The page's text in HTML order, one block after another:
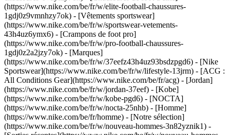
(https://www.nike.com/be/fr/w/elite-football-chaussures-
1gdj0z9vmnhzy7ok) - [Vêtements sportswear]
(https://www.nike.com/be/fr/w/sportswear-vetements-
43h4uz6ymx6) - [Crampons de foot pro]
(https://www.nike.com/be/fr/w/pro-football-chaussures-
1gdj0z2a2jzy7ok) - [Marques]
(https://www.nike.com/be/fr/w/37eefz43h4uz93bsdzpgd6) - [Nike
Sportswear](https://www.nike.com/be/fr/w/lifestyle-13jrm) - [ACG :
All Conditions Gear](https://www.nike.com/be/fr/acg) - [Jordan]
(https://www.nike.com/be/fr/w/jordan-37eef) - [Kobe]
(https://www.nike.com/be/fr/w/kobe-pgd6) - [NOCTA]
(https://www.nike.com/be/fr/w/nocta-25nhb) - [Homme]
(https://www.nike.com/be/fr/homme) - [Notre sélection]
(https://www.nike.com/be/fr/w/nouveau-hommes-3n82yznik1) -